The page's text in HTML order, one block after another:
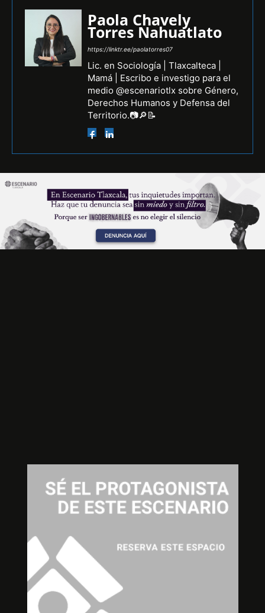
Paola Chavely
Torres Nahuatlato
https://linktr.ee/paolatorres07
Lic. en Sociología | Tlaxcalteca |
Mamá | Escribo e investigo para el
medio @escenariotlx sobre Género,
Derechos Humanos y Defensa del
Territorio.📷🔎📝